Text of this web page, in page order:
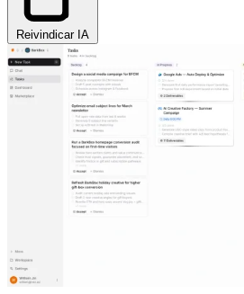
Reivindicar IA